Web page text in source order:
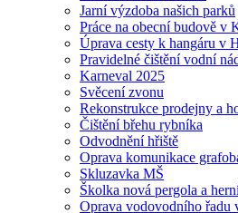
Jarní výzdoba našich parků
Práce na obecní budově v
Úprava cesty k hangáru v
Pravidelné čištění vodní
Karneval 2025
Svěcení zvonu
Rekonstrukce prodejny a
Čištění břehu rybníka
Odvodnění hřiště
Oprava komunikace
Skluzavka MŠ
Školka nová pergola a
Oprava vodovodního řadu